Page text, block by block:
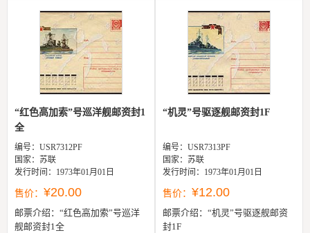
“红色高加索”号巡洋舰邮资封1
全
编号：USR7312PF
国家：苏联
发行时间：1973年01月01日
售价： ¥20.00
邮票介绍： “红色高加索”号巡洋
舰邮资封1全
“机灵”号驱逐舰邮资封1F
编号：USR7313PF
国家：苏联
发行时间：1973年01月01日
售价： ¥12.00
邮票介绍： “机灵”号驱逐舰邮资
封1F